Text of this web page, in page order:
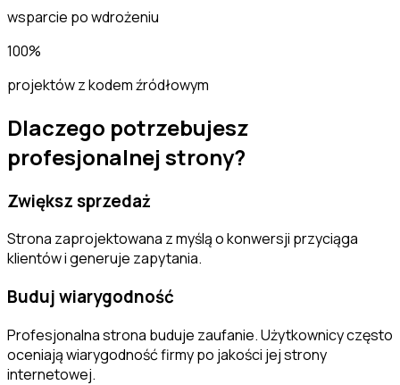
wsparcie po wdrożeniu
100%
projektów z kodem źródłowym
Dlaczego potrzebujesz
profesjonalnej strony?
Zwiększ sprzedaż
Strona zaprojektowana z myślą o konwersji przyciąga
klientów i generuje zapytania.
Buduj wiarygodność
Profesjonalna strona buduje zaufanie. Użytkownicy często
oceniają wiarygodność firmy po jakości jej strony
internetowej.